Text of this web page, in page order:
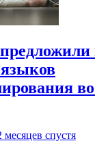
месяцев спустя